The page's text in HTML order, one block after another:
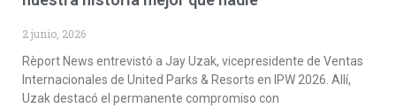
2 junio, 2026
Rèport News entrevistó a Jay Uzak, vicepresidente de Ventas
Internacionales de United Parks & Resorts en IPW 2026. Allí,
Uzak destacó el permanente compromiso con